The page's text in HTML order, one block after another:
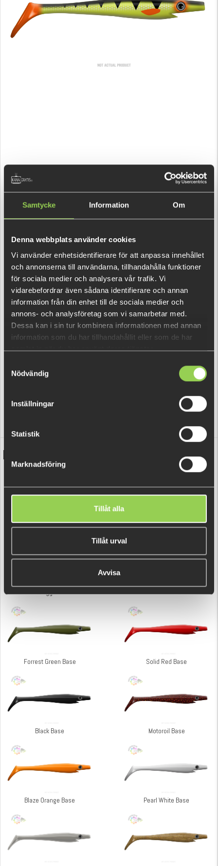
Samtycke Information Om
Denna webbplats använder cookies
Vi använder enhetsidentifierare för att anpassa innehållet
och annonserna till användarna, tillhandahålla funktioner
för sociala medier och analysera vår trafik. Vi
vidarebefordrar även sådana identifierare och annan
information från din enhet till de sociala medier och
annons- och analysföretag som vi samarbetar med.
Dessa kan i sin tur kombinera informationen med annan
information som du har tillhandahållit eller som de har
samlat in när du har använt deras tjänster.
Nödvändig
Inställningar
Statistik
Marknadsföring
Tillåt alla
Tillåt urval
Avvisa
BASECOLOR Reset category
Gold Digger Base Chartreuse Base
Forrest Green Base Solid Red Base
Black Base Motoroil Base
Blaze Orange Base Pearl White Base